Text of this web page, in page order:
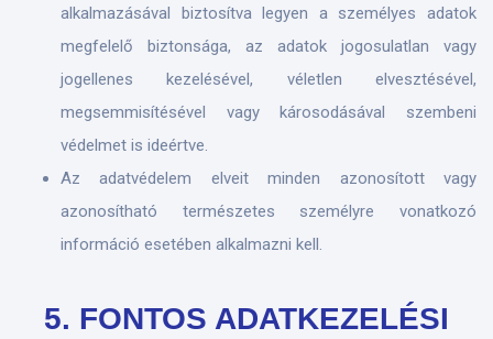
alkalmazásával biztosítva legyen a személyes adatok
megfelelő biztonsága, az adatok jogosulatlan vagy
jogellenes kezelésével, véletlen elvesztésével,
megsemmisítésével vagy károsodásával szembeni
védelmet is ideértve.
Az adatvédelem elveit minden azonosított vagy
azonosítható természetes személyre vonatkozó
információ esetében alkalmazni kell.
5. FONTOS ADATKEZELÉSI